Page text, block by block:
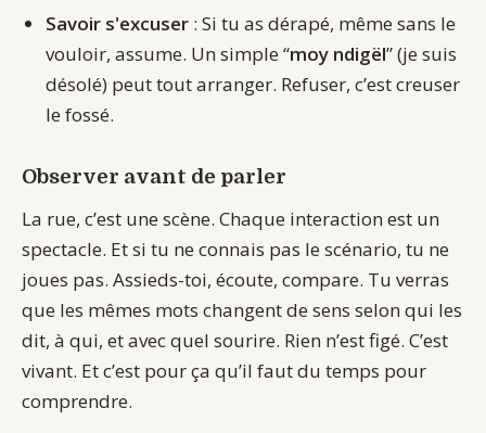
Savoir s'excuser : Si tu as dérapé, même sans le
vouloir, assume. Un simple “moy ndigël” (je suis
désolé) peut tout arranger. Refuser, c’est creuser
le fossé.
Observer avant de parler
La rue, c’est une scène. Chaque interaction est un
spectacle. Et si tu ne connais pas le scénario, tu ne
joues pas. Assieds-toi, écoute, compare. Tu verras
que les mêmes mots changent de sens selon qui les
dit, à qui, et avec quel sourire. Rien n’est figé. C’est
vivant. Et c’est pour ça qu’il faut du temps pour
comprendre.